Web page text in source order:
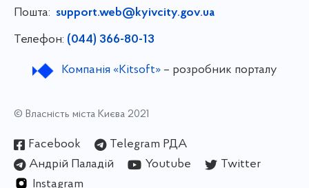
Пошта: support.web@kyivcity.gov.ua
Телефон: (044) 366-80-13
Компанія «Kitsoft»– розробник порталу
© Власність міста Києва 2021
Facebook
Telegram РДА
Андрій Паладій
Youtube
Twitter
Instagram